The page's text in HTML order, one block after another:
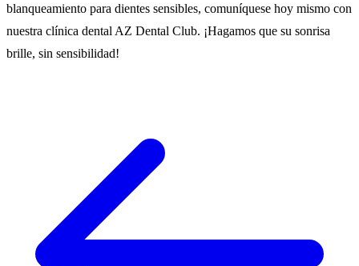
blanqueamiento para dientes sensibles, comuníquese hoy mismo con
nuestra clínica dental AZ Dental Club. ¡Hagamos que su sonrisa
brille, sin sensibilidad!